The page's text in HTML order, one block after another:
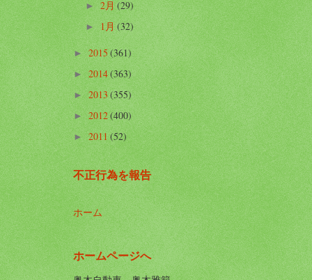
►2月(29)
►1月(32)
►2015(361)
► 2014(363)
►2013(355)
►2012(400)
►2011(52)
不正行為を報告
ホーム
ホームページへ